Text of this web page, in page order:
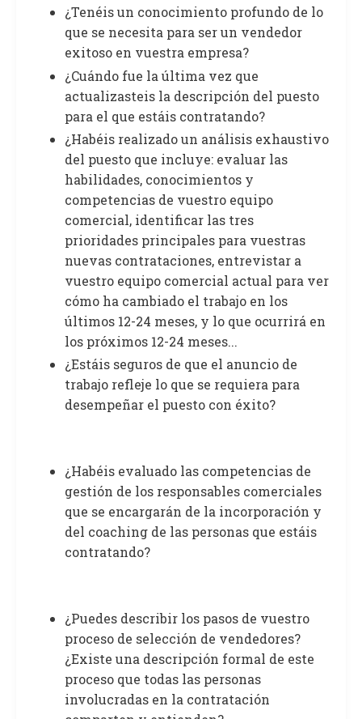
¿Tenéis un conocimiento profundo de lo
que se necesita para ser un vendedor
exitoso en vuestra empresa?
¿Cuándo fue la última vez que
actualizasteis la descripción del puesto
para el que estáis contratando?
¿Habéis realizado un análisis exhaustivo
del puesto que incluye: evaluar las
habilidades, conocimientos y
competencias de vuestro equipo
comercial, identificar las tres
prioridades principales para vuestras
nuevas contrataciones, entrevistar a
vuestro equipo comercial actual para ver
cómo ha cambiado el trabajo en los
últimos 12-24 meses, y lo que ocurrirá en
los próximos 12-24 meses...
¿Estáis seguros de que el anuncio de
trabajo refleje lo que se requiera para
desempeñar el puesto con éxito?
¿Habéis evaluado las competencias de
gestión de los responsables comerciales
que se encargarán de la incorporación y
del coaching de las personas que estáis
contratando?
¿Puedes describir los pasos de vuestro
proceso de selección de vendedores?
¿Existe una descripción formal de este
proceso que todas las personas
involucradas en la contratación